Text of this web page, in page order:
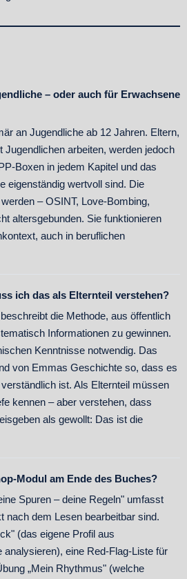
– oder auch für Erwachsene
an Jugendliche ab 12 Jahren. Eltern,
Jugendlichen arbeiten, werden jedoch
Boxen in jedem Kapitel und das
eigenständig wertvoll sind. Die
– OSINT, Love-Bombing,
altersgebunden. Sie funktionieren
auch in beruflichen
ich das als Elternteil verstehen?
die Methode, aus öffentlich
Informationen zu gewinnen.
Kenntnisse notwendig. Das
von Emmas Geschichte so, dass es
ist. Als Elternteil müssen
kennen – aber verstehen, dass
als gewollt: Das ist die
Modul am Ende des Buches?
Spuren – deine Regeln" umfasst
nach dem Lesen bearbeitbar sind.
(das eigene Profil aus
eine Red-Flag-Liste für
„Mein Rhythmus" (welche